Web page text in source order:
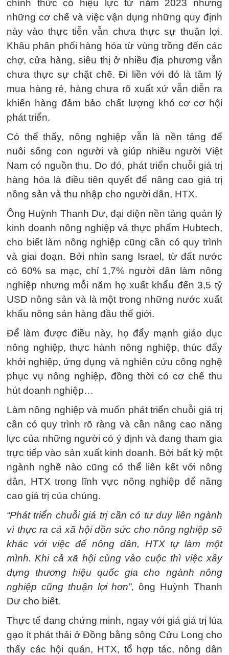
chính thức có hiệu lực từ năm 2023 nhưng
những cơ chế và việc vận dụng những quy định
này vào thực tiễn vẫn chưa thực sự thuận lợi.
Khâu phân phối hàng hóa từ vùng trồng đến các
chợ, cửa hàng, siêu thị ở nhiều địa phương vẫn
chưa thực sự chặt chẽ. Đi liền với đó là tâm lý
mua hàng rẻ, hàng chưa rõ xuất xứ vẫn diễn ra
khiến hàng đảm bảo chất lượng khó cơ cơ hội
phát triển.
Có thể thấy, nông nghiệp vẫn là nền tảng để
nuôi sống con người và giúp nhiều người Việt
Nam có nguồn thu. Do đó, phát triển chuỗi giá trị
hàng hóa là điều tiên quyết để nâng cao giá trị
nông sản và thu nhập cho người dân, HTX.
Ông Huỳnh Thanh Dư, đại diện nền tảng quản lý
kinh doanh nông nghiệp và thực phẩm Hubtech,
cho biết làm nông nghiệp cũng cần có quy trình
và giai đoạn. Bởi nhìn sang Israel, từ đất nước
có 60% sa mạc, chỉ 1,7% người dân làm nông
nghiệp nhưng mỗi năm họ xuất khẩu đến 3,5 tỷ
USD nông sản và là một trong những nước xuất
khẩu nông sản hàng đầu thế giới.
Để làm được điều này, họ đẩy mạnh giáo dục
nông nghiệp, thực hành nông nghiệp, thúc đẩy
khởi nghiệp, ứng dụng và nghiên cứu công nghệ
phục vụ nông nghiệp, đồng thời có cơ chế thu
hút doanh nghiệp…
Làm nông nghiệp và muốn phát triển chuỗi giá trị
cần có quy trình rõ ràng và cần nâng cao năng
lực của những người có ý định và đang tham gia
trực tiếp vào sản xuất kinh doanh. Bởi bất kỳ một
ngành nghề nào cũng có thể liên kết với nông
dân, HTX trong lĩnh vực nông nghiệp để nâng
cao giá trị của chúng.
“Phát triển chuỗi giá trị cần có tư duy liên ngành
vì thực ra cả xã hội dồn sức cho nông nghiệp sẽ
khác với việc để nông dân, HTX tự làm một
mình. Khi cả xã hội cùng vào cuộc thì việc xây
dựng thương hiệu quốc gia cho ngành nông
nghiệp cũng thuận lợi hơn”, ông Huỳnh Thanh
Dư cho biết.
Thực tế đang chứng minh, ngay với giá giá trị lúa
gạo ít phát thải ở Đồng bằng sông Cửu Long cho
thấy các hội quán, HTX, tổ hợp tác, nông dân